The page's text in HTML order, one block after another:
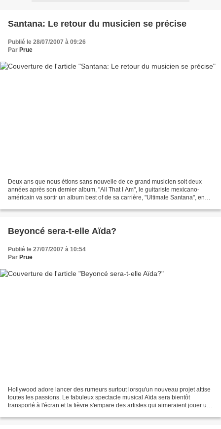
Santana: Le retour du musicien se précise
Publié le 28/07/2007 à 09:26
Par Prue
Deux ans que nous étions sans nouvelle de ce grand musicien soit deux
années après son dernier album, "All That I Am", le guitariste mexicano-
américain va sortir un album best of de sa carrière, "Ultimate Santana", en
Beyoncé sera-t-elle Aïda?
Publié le 27/07/2007 à 10:54
Par Prue
Hollywood adore lancer des rumeurs surtout lorsqu'un nouveau projet attise
toutes les passions. Le fabuleux spectacle musical Aïda sera bientôt
transporté à l'écran et la fièvre s'empare des artistes qui aimeraient jouer un